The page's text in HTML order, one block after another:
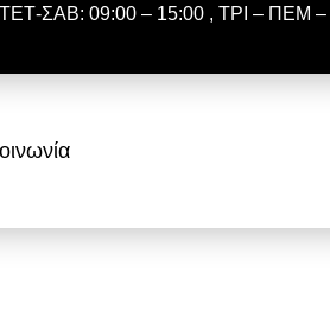
ΣΑΒ: 09:00 – 15:00 , ΤΡΙ – ΠΕΜ